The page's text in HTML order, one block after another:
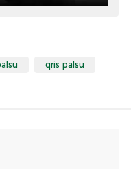
qris palsu